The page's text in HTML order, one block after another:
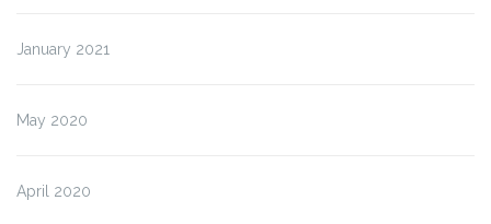
January 2021
May 2020
April 2020